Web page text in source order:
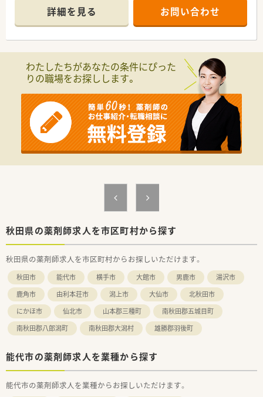
る環境があります。
詳細を見る お問い合わせ
わたしたちがあなたの条件にぴった
りの職場をお探しします。
秋田県の薬剤師求人を市区町村から探す
秋田県の薬剤師求人を市区町村からお探しいただけます。
秋田市 能代市 横手市 大館市 男鹿市
湯沢市
鹿角市
由利本荘市 潟上市 大仙市
北秋田市
にかほ市
仙北市 山本郡三種町
南秋田郡五城目町
南秋田郡八郎潟町
南秋田郡大潟村 雄勝郡羽後町
能代市の薬剤師求人を業種から探す
能代市の薬剤師求人を業種からお探しいただけます。